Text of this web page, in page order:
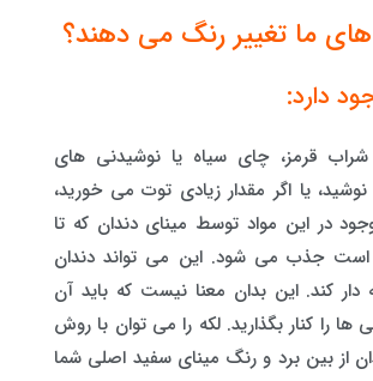
ما تغییر رنگ می دهند؟
دارد:
شراب قرمز، چای سیاه یا نوشیدنی های
یا اگر مقدار زیادی توت می خورید،
در این مواد توسط مینای دندان که تا
جذب می شود. این می تواند دندان
دار کند. این بدان معنا نیست که باید آن
ها را کنار بگذارید. لکه را می توان با روش
از بین برد و رنگ مینای سفید اصلی شما